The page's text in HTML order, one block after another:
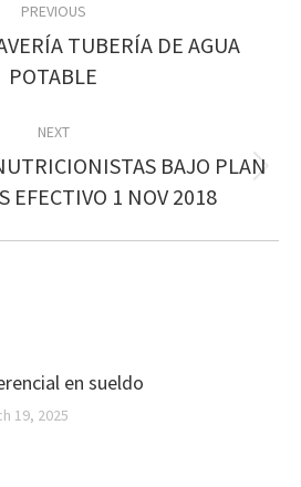
PREVIOUS
Previous
post:
TUBERÍA DE AGUA
POTABLE
NEXT
Next
post:
BAJO PLAN
EFECTIVO 1 NOV 2018
en sueldo
19, 2025